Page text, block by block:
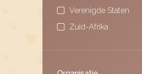
Verenigde Staten
Zuid-Afrika